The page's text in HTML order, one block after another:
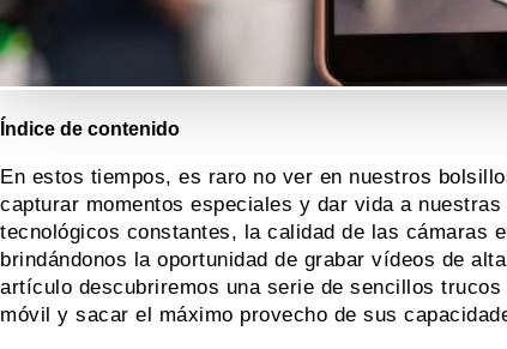
Índice de contenido
En estos tiempos, es raro no ver en nuestros
capturar momentos especiales y dar vida a
tecnológicos constantes, la calidad de las cámaras
brindándonos la oportunidad de grabar vídeos de
artículo descubriremos una serie de sencillos
móvil y sacar el máximo provecho de sus